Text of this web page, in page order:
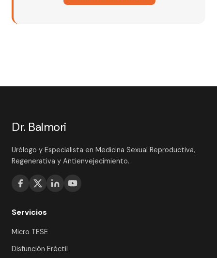
Dr. Balmori
Urólogo y Especialista en Medicina Sexual Reproductiva,
Regenerativa y Antienvejecimiento.
Servicios
Micro TESE
Disfunción Eréctil